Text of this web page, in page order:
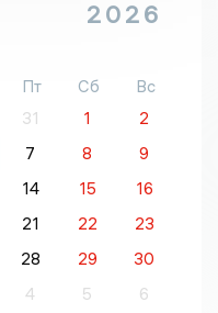
2026
Пт Сб
Вс
31 1
2
7 8
9
14 15
16
21 22
23
28 29
30
4 5 6